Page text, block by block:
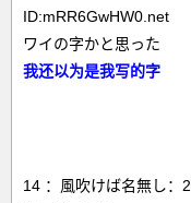
ID:mRR6GwHW0.net
ワイの字かと思った
我还以为是我写的字
14 ：風吹けば名無し